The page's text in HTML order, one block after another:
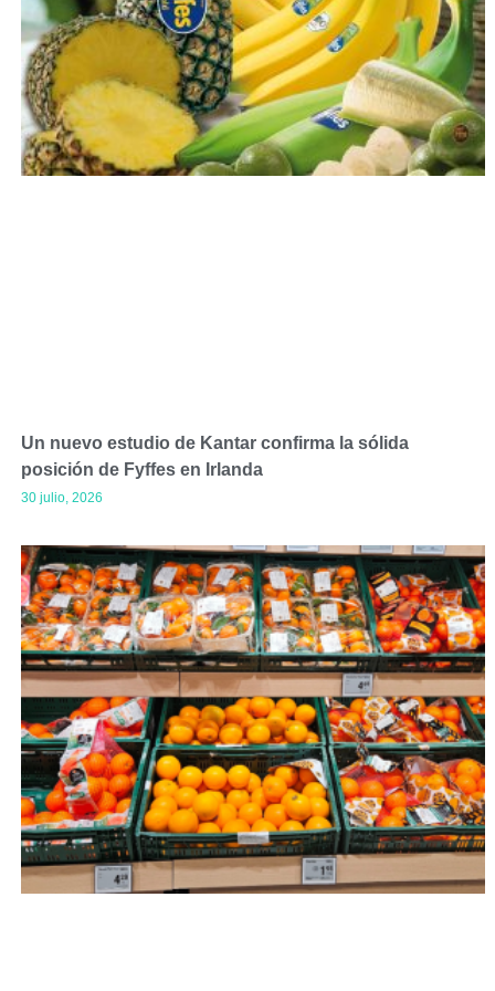
Un nuevo estudio de Kantar confirma la sólida
posición de Fyffes en Irlanda
30 julio, 2026